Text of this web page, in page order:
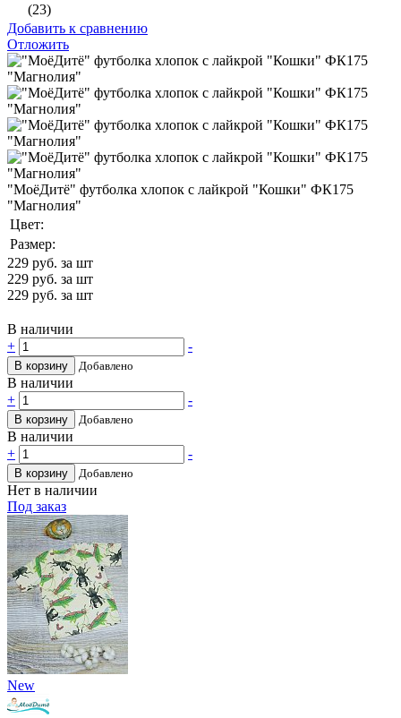
(23)
Добавить к сравнению
Отложить
"МоёДитё" футболка хлопок с лайкрой "Кошки" ФК175
"Магнолия"
Цвет:
Размер:
229 руб. за шт
229 руб. за шт
229 руб. за шт
В наличии
+
-
В корзину Добавлено
В наличии
+
-
В корзину Добавлено
В наличии
+
-
В корзину Добавлено
Нет в наличии
Под заказ
New